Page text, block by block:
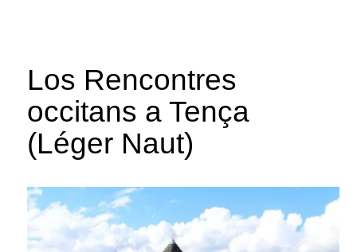
Los Rencontres
occitans a Tença
(Léger Naut)